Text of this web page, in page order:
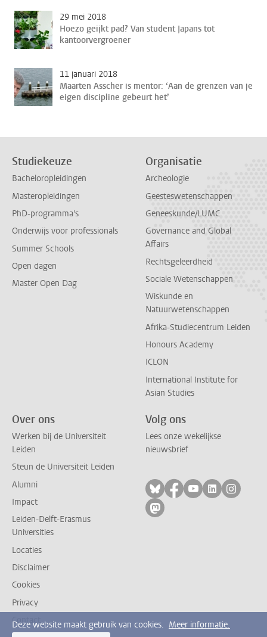
29 mei 2018
Hoezo geijkt pad? Van student Japans tot
kantoorvergroener
11 januari 2018
Maarten Asscher is mentor: ‘Aan de grenzen van je
eigen discipline gebeurt het’
Studiekeuze
Bacheloropleidingen
Masteropleidingen
PhD-programma's
Onderwijs voor professionals
Summer Schools
Open dagen
Master Open Dag
Organisatie
Archeologie
Geesteswetenschappen
Geneeskunde/LUMC
Governance and Global
Affairs
Rechtsgeleerdheid
Sociale Wetenschappen
Wiskunde en
Natuurwetenschappen
Afrika-Studiecentrum Leiden
Honours Academy
ICLON
International Institute for
Asian Studies
Over ons
Werken bij de Universiteit
Leiden
Steun de Universiteit Leiden
Alumni
Impact
Leiden-Delft-Erasmus
Universities
Locaties
Disclaimer
Cookies
Privacy
Contact
Volg ons
Lees onze wekelijkse
nieuwsbrief
Volg ons op bluesky
Volg ons op
Volg ons op
Volg ons
Volg
Volg ons op mastodon
Deze website maakt gebruik van cookies. Meer informatie.